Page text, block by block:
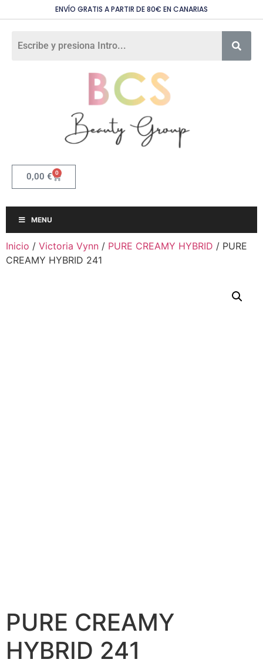
ENVÍO GRATIS A PARTIR DE 80€ EN CANARIAS
0,00 € 0
MENU
Inicio / Victoria Vynn / PURE CREAMY HYBRID / PURE
CREAMY HYBRID 241
PURE CREAMY
HYBRID 241